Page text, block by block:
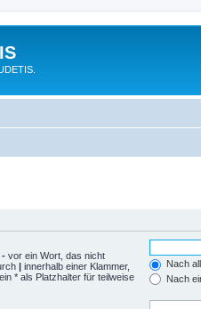
- vor ein Wort, das nicht
| innerhalb einer Klammer,
* als Platzhalter für teilweise
Nach
Nach